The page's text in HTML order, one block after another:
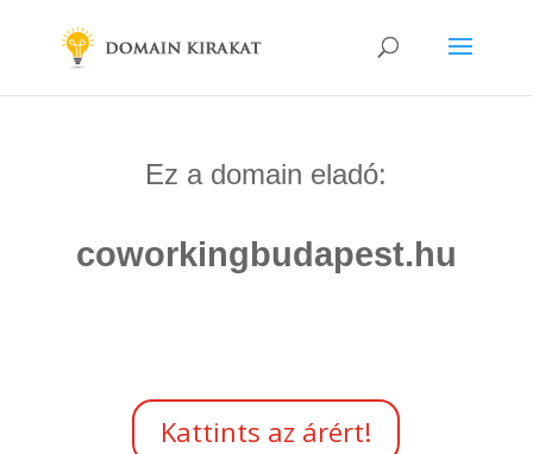
Ez a domain eladó:
coworkingbudapest.hu
Kattints az árért!